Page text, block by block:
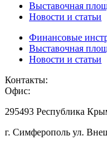
Выставочная
Новости и статьи
Финансовые
Выставочная
Новости и статьи
Контакты:
Офис:
295493 Республика
г. Симферополь ул.